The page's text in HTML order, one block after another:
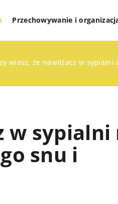
Przechowywanie i
wiesz, że nawilżacz w
w sypialni
snu i